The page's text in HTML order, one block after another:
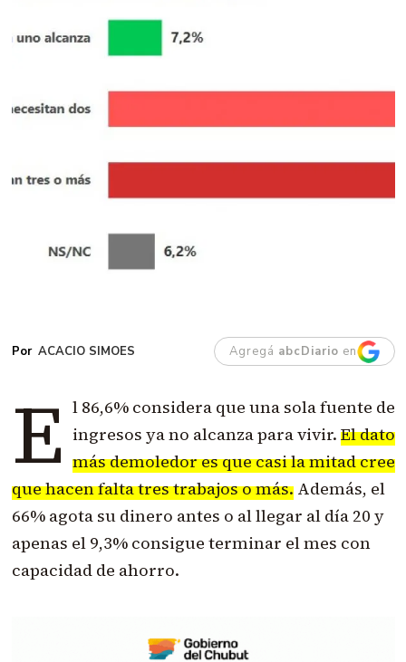
ACACIO SIMOES Agregá abcDiario en
E l 86,6% considera que una sola fuente de
ingresos ya no alcanza para vivir. El dato
más demoledor es que casi la mitad cree
que hacen falta tres trabajos o más.Además, el
66% agota su dinero antes o al llegar al día 20 y
apenas el 9,3% consigue terminar el mes con
capacidad de ahorro.